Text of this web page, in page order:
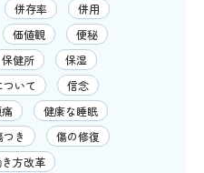
併存率
併用
価値観
便秘
保健所
保湿
いて
信念
健康な睡眠
つき
傷の修復
方改革